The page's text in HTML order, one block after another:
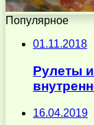
Популярное
01.11.2018
Рулеты
16.04.2019